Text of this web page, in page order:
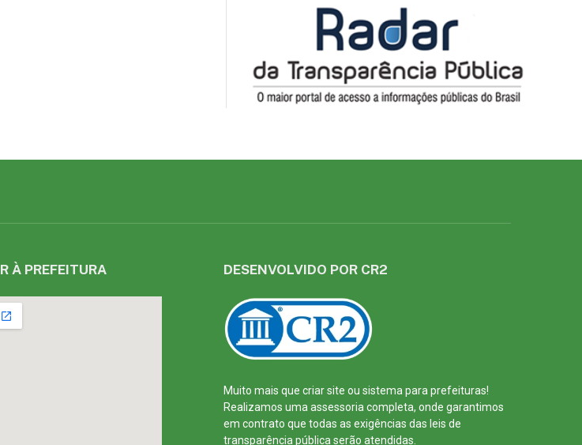
À PREFEITURA DESENVOLVIDO POR CR2
Muito mais que criar site ou sistema para prefeituras!
Realizamos uma assessoria completa, onde garantimos
em contrato que todas as exigências das leis de
transparência pública serão atendidas.